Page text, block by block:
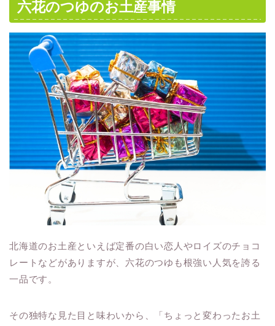
六花のつゆのお土産事情
北海道のお土産といえば定番の白い恋人やロイズのチョコ
レートなどがありますが、六花のつゆも根強い人気を誇る
一品です。
その独特な見た目と味わいから、「ちょっと変わったお土